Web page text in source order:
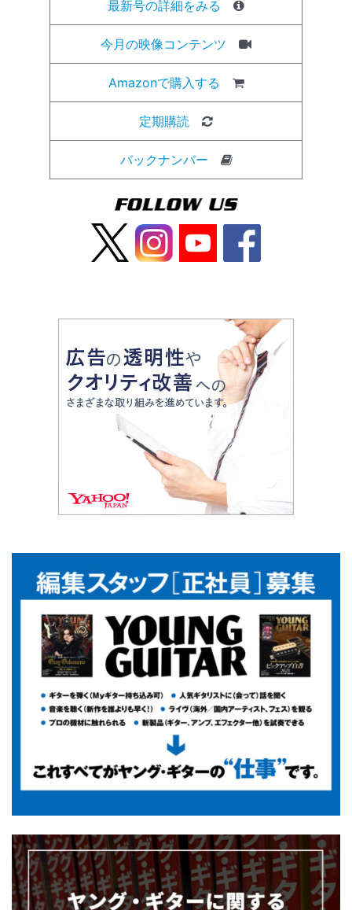
最新号の詳細をみる
今月の映像コンテンツ
Amazonで購入する
定期購読
バックナンバー